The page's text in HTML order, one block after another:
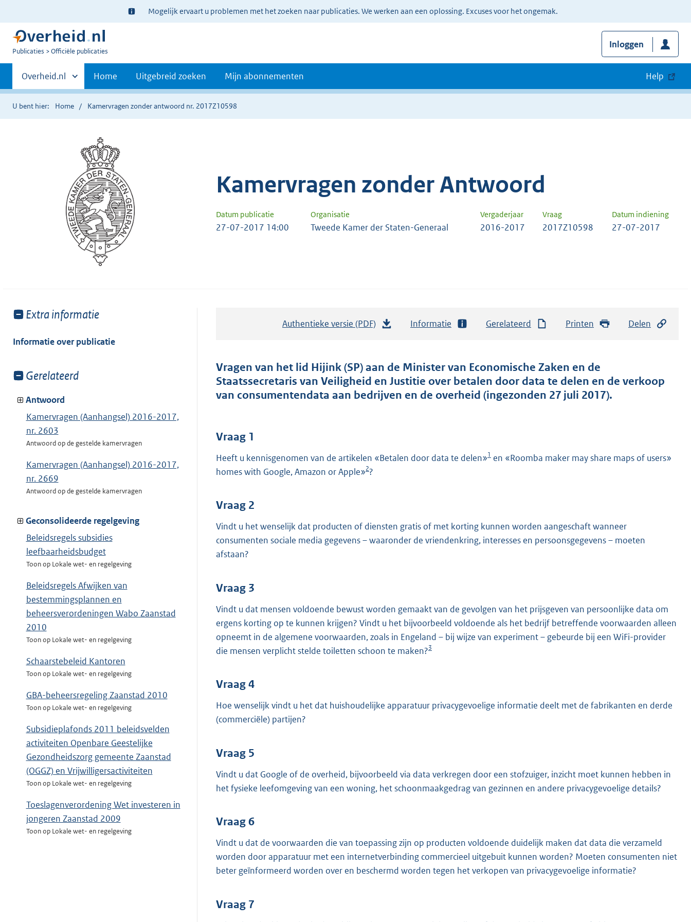
Ter
informatie:
Mogelijk ervaart u problemen met het zoeken naar publicaties. We werken aan een oplossing. Excuses voor het ongemak.
U
Publicaties Officiële publicaties
Inloggen
Primaire
navigatie
Andere
sites
binnen
Overheid.nl Home Uitgebreid zoeken Mijn abonnementen Help
U bent hier: Home Kamervragen zonder antwoord nr. 2017Z10598
Kamervragen zonder Antwoord
Datum publicatie Organisatie Vergaderjaar Vraag Datum indiening
27-07-2017 14:00 Tweede Kamer der Staten-Generaal 2016-2017 2017Z10598 27-07-2017
Toon
van:
Extra informatie
Informatie over publicatie
Toon
van:
Gerelateerd
Antwoord
Kamervragen (Aanhangsel) 2016-2017,
nr. 2603
Antwoord op de gestelde kamervragen
Kamervragen (Aanhangsel) 2016-2017,
nr. 2669
Antwoord op de gestelde kamervragen
Geconsolideerde regelgeving
Beleidsregels subsidies
leefbaarheidsbudget
Toon op Lokale wet- en regelgeving
Beleidsregels Afwijken van
bestemmingsplannen en
beheersverordeningen Wabo Zaanstad
2010
Toon op Lokale wet- en regelgeving
Schaarstebeleid Kantoren
Toon op Lokale wet- en regelgeving
GBA-beheersregeling Zaanstad 2010
Toon op Lokale wet- en regelgeving
Subsidieplafonds 2011 beleidsvelden
activiteiten Openbare Geestelijke
Gezondheidszorg gemeente Zaanstad
(OGGZ) en Vrijwilligersactiviteiten
Toon op Lokale wet- en regelgeving
Toeslagenverordening Wet investeren in
jongeren Zaanstad 2009
Toon op Lokale wet- en regelgeving
Authentieke versie (PDF)
t
a
n
o
:
3
Informatie Gerelateerd Printen Delen
Vragen van het lid Hijink (SP) aan de Minister van Economische Zaken en de
Staatssecretaris van Veiligheid en Justitie over betalen door data te delen en de verkoop
van consumentendata aan bedrijven en de overheid (ingezonden 27 juli 2017).
Vraag 1
Heeft u kennisgenomen van de artikelen «Betalen door data te delen»1 en «Roomba maker may share maps of users»
homes with Google, Amazon or Apple»2?
Vraag 2
Vindt u het wenselijk dat producten of diensten gratis of met korting kunnen worden aangeschaft wanneer
consumenten sociale media gegevens – waaronder de vriendenkring, interesses en persoonsgegevens – moeten
afstaan?
Vraag 3
Vindt u dat mensen voldoende bewust worden gemaakt van de gevolgen van het prijsgeven van persoonlijke data om
ergens korting op te kunnen krijgen? Vindt u het bijvoorbeeld voldoende als het bedrijf betreffende voorwaarden alleen
opneemt in de algemene voorwaarden, zoals in Engeland – bij wijze van experiment – gebeurde bij een WiFi-provider
die mensen verplicht stelde toiletten schoon te maken?3
Vraag 4
Hoe wenselijk vindt u het dat huishoudelijke apparatuur privacygevoelige informatie deelt met de fabrikanten en derde
(commerciële) partijen?
Vraag 5
Vindt u dat Google of de overheid, bijvoorbeeld via data verkregen door een stofzuiger, inzicht moet kunnen hebben in
het fysieke leefomgeving van een woning, het schoonmaakgedrag van gezinnen en andere privacygevoelige details?
Vraag 6
Vindt u dat de voorwaarden die van toepassing zijn op producten voldoende duidelijk maken dat data die verzameld
worden door apparatuur met een internetverbinding commercieel uitgebuit kunnen worden? Moeten consumenten niet
beter geïnformeerd worden over en beschermd worden tegen het verkopen van privacygevoelige informatie?
Vraag 7